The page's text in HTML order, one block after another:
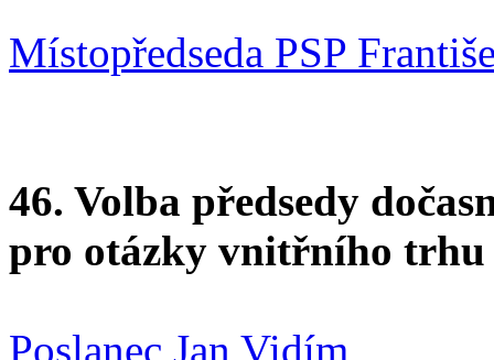
Místopředseda PSP
46. Volba předsedy
pro otázky vnitřního trhu
Poslanec Jan Vidím